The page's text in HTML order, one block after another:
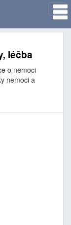
léčba
o nemoci
nemoci a